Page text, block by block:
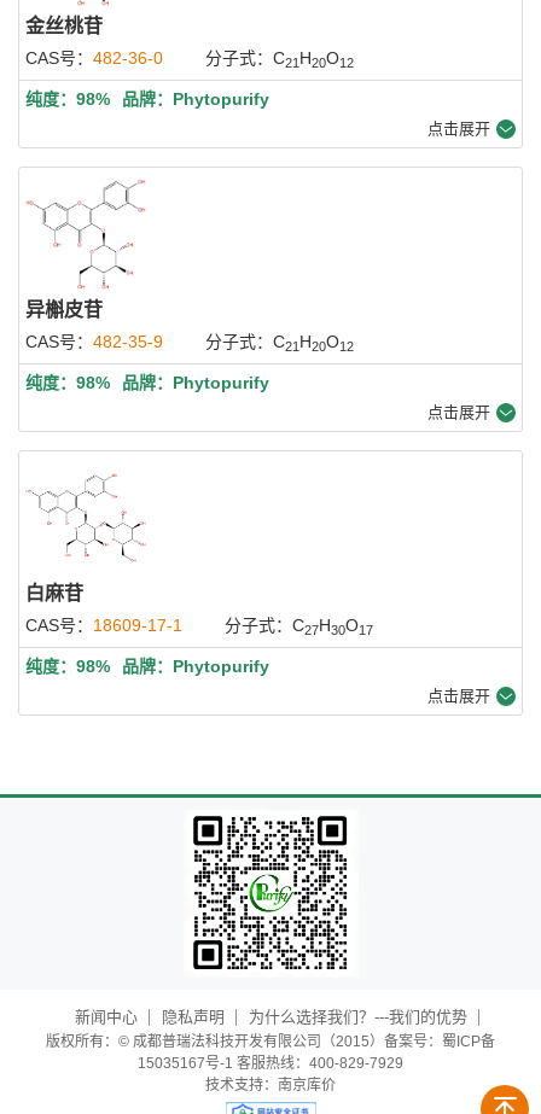
金丝桃苷
CAS号： 482-36-0 分子式：C21 H20O12
纯度：98% 品牌：Phytopurify
点击展开
异槲皮苷
CAS号： 482-35-9 分子式：C21 H20O12
纯度：98% 品牌：Phytopurify
点击展开
白麻苷
CAS号： 18609-17-1 分子式：C27H30O17
纯度：98% 品牌：Phytopurify
点击展开
新闻中心 隐私声明 为什么选择我们？---我们的优势
版权所有：© 成都普瑞法科技开发有限公司（2015）备案号：蜀ICP备
15035167号-1 客服热线：400-829-7929
技术支持： 南京库价